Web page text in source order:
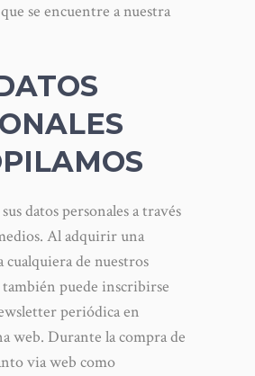
se encuentre a nuestra
datos personales a través
Al adquirir una
cualquiera de nuestros
también puede inscribirse
periódica en
web. Durante la compra de
via web como